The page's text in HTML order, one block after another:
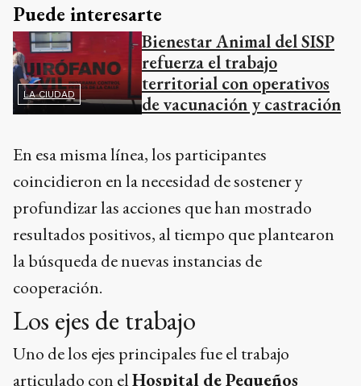
Puede interesarte
LA CIUDAD
Bienestar Animal del SISP
refuerza el trabajo
territorial con operativos
de vacunación y castración
En esa misma línea, los participantes
coincidieron en la necesidad de sostener y
profundizar las acciones que han mostrado
resultados positivos, al tiempo que plantearon
la búsqueda de nuevas instancias de
cooperación.
Los ejes de trabajo
Uno de los ejes principales fue el trabajo
articulado con elHospital de Pequeños